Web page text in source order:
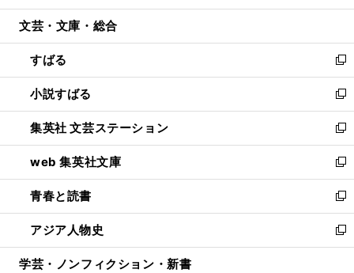
開
ウ
開
く
ン
ウ
で
開
く
ウ
ン
ド
ウ
で
開
く
文芸・文庫・総合
すばる
新
し
い
ウ
ィ
ン
ド
ウ
で
開
く
小説すばる
新
し
い
ウ
ィ
ン
ド
ウ
で
開
集英社 文芸ステーション
新
し
い
ウ
ィ
ン
ド
ウ
web 集英社文庫
新
し
い
ウ
ィ
ン
青春と読書
新
し
い
ウ
アジア人物史
新
し
学芸・ノンフィクション・新書